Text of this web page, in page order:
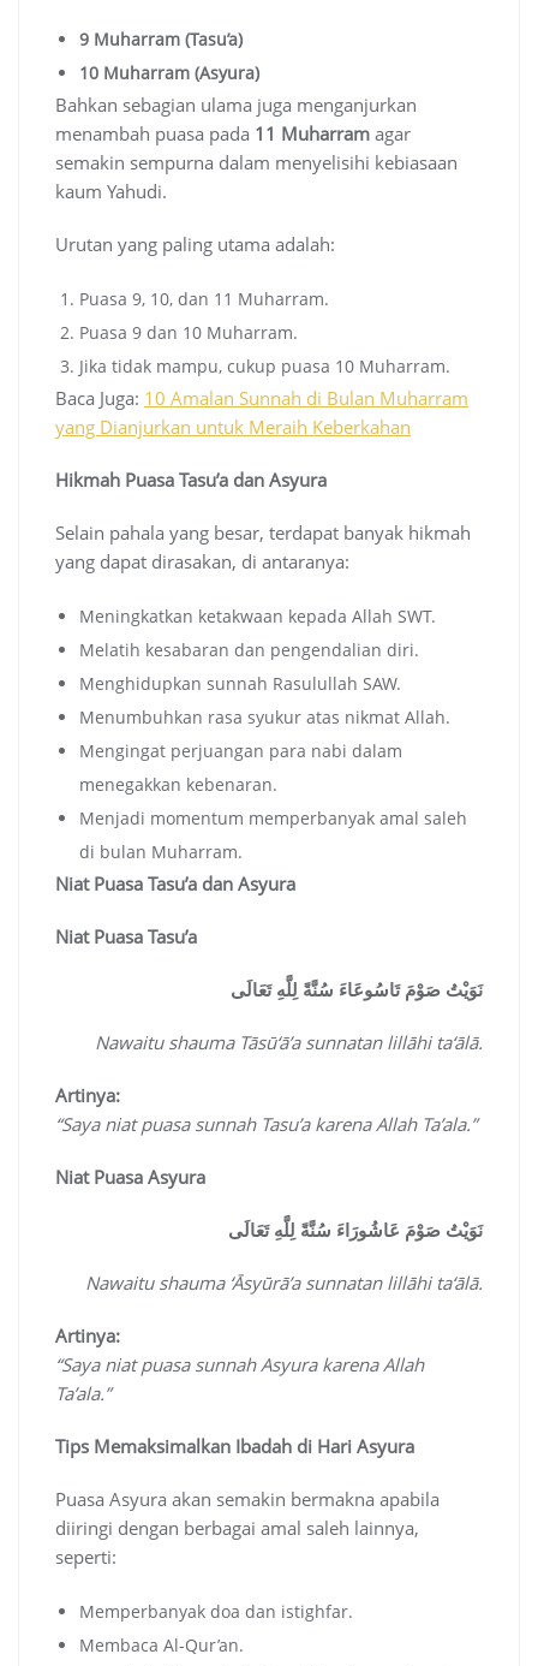
9 Muharram (Tasu’a)
10 Muharram (Asyura)
Bahkan sebagian ulama juga menganjurkan
menambah puasa pada 11 Muharram agar
semakin sempurna dalam menyelisihi kebiasaan
kaum Yahudi.
Urutan yang paling utama adalah:
Puasa 9, 10, dan 11 Muharram.
Puasa 9 dan 10 Muharram.
Jika tidak mampu, cukup puasa 10 Muharram.
Baca Juga: 10 Amalan Sunnah di Bulan Muharram
yang Dianjurkan untuk Meraih Keberkahan
Hikmah Puasa Tasu’a dan Asyura
Selain pahala yang besar, terdapat banyak hikmah
yang dapat dirasakan, di antaranya:
Meningkatkan ketakwaan kepada Allah SWT.
Melatih kesabaran dan pengendalian diri.
Menghidupkan sunnah Rasulullah SAW.
Menumbuhkan rasa syukur atas nikmat Allah.
Mengingat perjuangan para nabi dalam
menegakkan kebenaran.
Menjadi momentum memperbanyak amal saleh
di bulan Muharram.
Niat Puasa Tasu’a dan Asyura
Niat Puasa Tasu’a
نَوَيْتُ صَوْمَ تَاسُوعَاءَ سُنَّةً لِلَّهِ تَعَالَى
Nawaitu shauma Tāsū‘ā’a sunnatan lillāhi ta‘ālā.
Artinya:
“Saya niat puasa sunnah Tasu’a karena Allah Ta’ala.”
Niat Puasa Asyura
نَوَيْتُ صَوْمَ عَاشُورَاءَ سُنَّةً لِلَّهِ تَعَالَى
Nawaitu shauma ‘Āsyūrā’a sunnatan lillāhi ta‘ālā.
Artinya:
“Saya niat puasa sunnah Asyura karena Allah
Ta’ala.”
Tips Memaksimalkan Ibadah di Hari Asyura
Puasa Asyura akan semakin bermakna apabila
diiringi dengan berbagai amal saleh lainnya,
seperti:
Memperbanyak doa dan istighfar.
Membaca Al-Qur’an.